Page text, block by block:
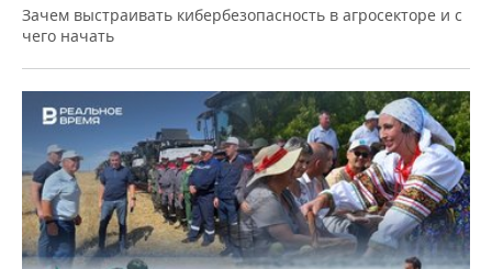
Зачем выстраивать кибербезопасность в агросекторе и с
чего начать